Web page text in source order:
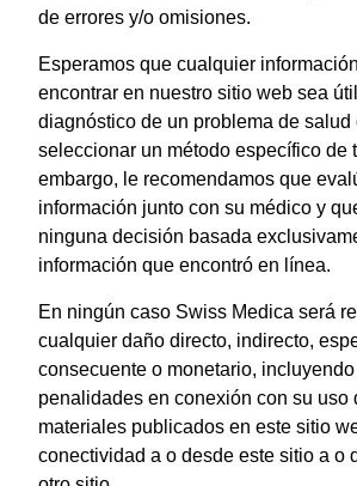
de errores y/o omisiones.
Esperamos que cualquier
encontrar en nuestro sitio web sea
diagnóstico de un problema de salud
seleccionar un método específico de
embargo, le recomendamos que
información junto con su médico y
ninguna decisión basada
información que encontró en línea.
En ningún caso Swiss Medica será
cualquier daño directo, indirecto,
consecuente o monetario,
penalidades en conexión con su uso
materiales publicados en este sitio
conectividad a o desde este sitio a o